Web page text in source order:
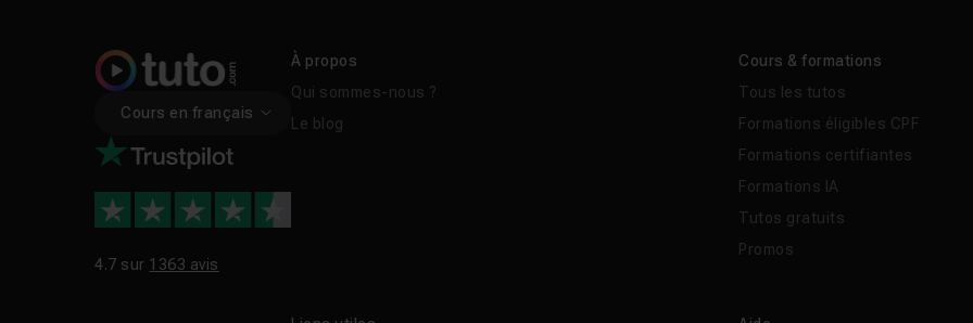
Cours en français
4.7 sur 1363 avis
À propos
Qui sommes-nous ?
Le blog
Cours & formations
Tous les tutos
Formations éligibles CPF
Formations certifiantes
Formations IA
Tutos gratuits
Promos